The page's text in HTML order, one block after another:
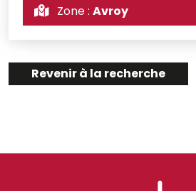
Zone : Avroy
Revenir à la recherche